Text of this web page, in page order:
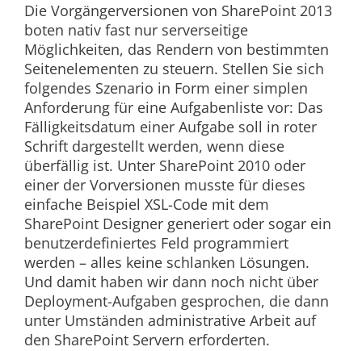
Die Vorgängerversionen von SharePoint 2013
boten nativ fast nur serverseitige
Möglichkeiten, das Rendern von bestimmten
Seitenelementen zu steuern. Stellen Sie sich
folgendes Szenario in Form einer simplen
Anforderung für eine Aufgabenliste vor: Das
Fälligkeitsdatum einer Aufgabe soll in roter
Schrift dargestellt werden, wenn diese
überfällig ist. Unter SharePoint 2010 oder
einer der Vorversionen musste für dieses
einfache Beispiel XSL-Code mit dem
SharePoint Designer generiert oder sogar ein
benutzerdefiniertes Feld programmiert
werden – alles keine schlanken Lösungen.
Und damit haben wir dann noch nicht über
Deployment-Aufgaben gesprochen, die dann
unter Umständen administrative Arbeit auf
den SharePoint Servern erforderten.